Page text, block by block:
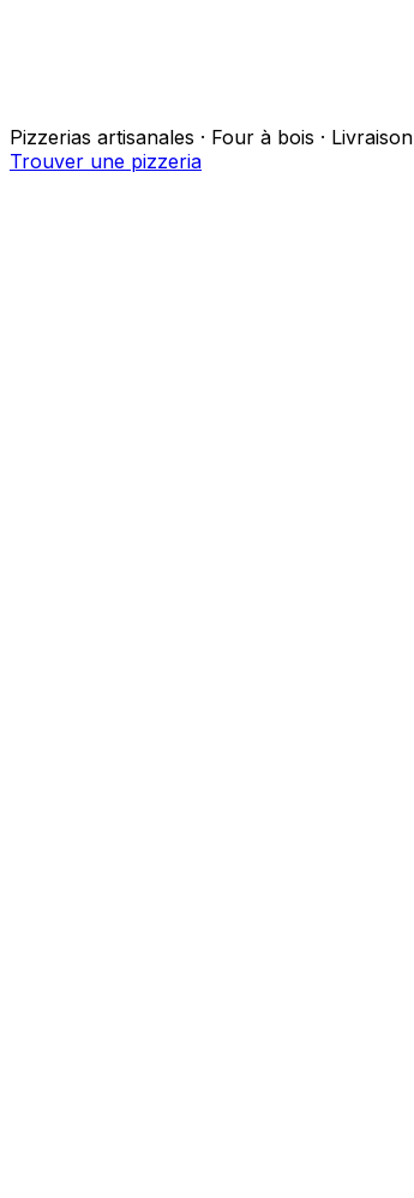
Pizzerias artisanales · Four à bois · Livraison
Trouver une pizzeria